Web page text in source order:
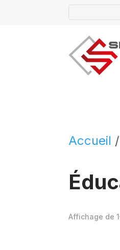
Accueil /
Affichage de